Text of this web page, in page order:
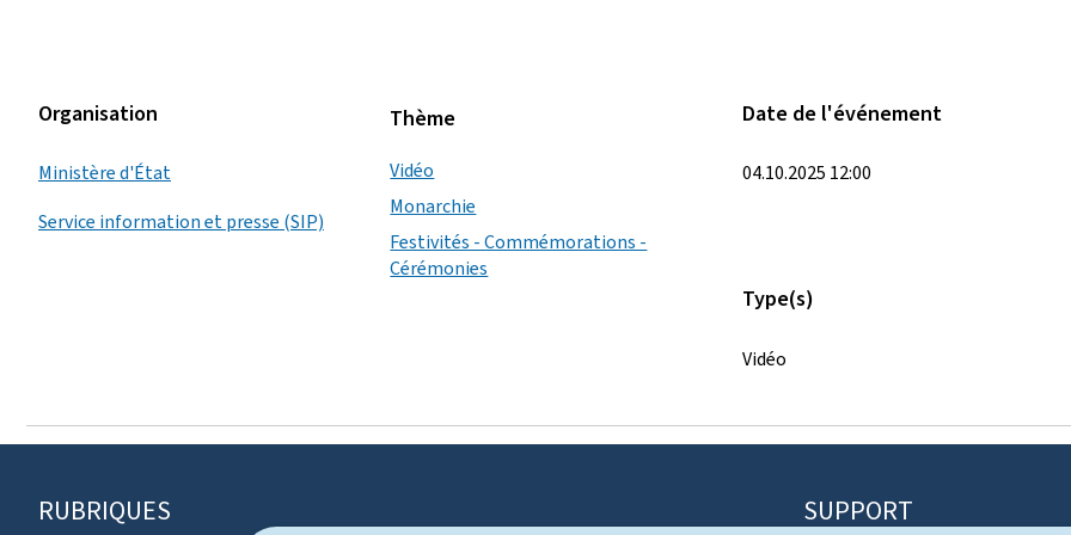
Organisation
Ministère d'État
Service information et presse (SIP)
Thème
Vidéo
Monarchie
Festivités - Commémorations -
Cérémonies
Date de l'événement
04.10.2025 12:00
Type(s)
Vidéo
PRUBRIQUES SUPPORT